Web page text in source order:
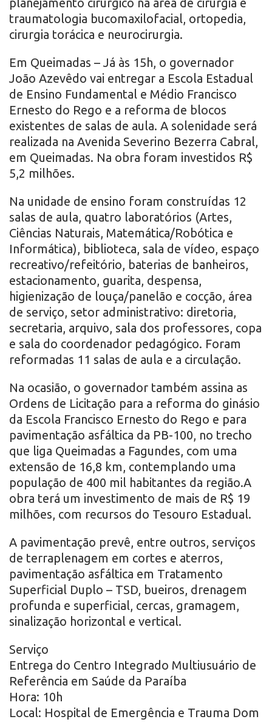
planejamento cirúrgico na área de cirurgia e
traumatologia bucomaxilofacial, ortopedia,
cirurgia torácica e neurocirurgia.
Em Queimadas – Já às 15h, o governador
João Azevêdo vai entregar a Escola Estadual
de Ensino Fundamental e Médio Francisco
Ernesto do Rego e a reforma de blocos
existentes de salas de aula. A solenidade será
realizada na Avenida Severino Bezerra Cabral,
em Queimadas. Na obra foram investidos R$
5,2 milhões.
Na unidade de ensino foram construídas 12
salas de aula, quatro laboratórios (Artes,
Ciências Naturais, Matemática/Robótica e
Informática), biblioteca, sala de vídeo, espaço
recreativo/refeitório, baterias de banheiros,
estacionamento, guarita, despensa,
higienização de louça/panelão e cocção, área
de serviço, setor administrativo: diretoria,
secretaria, arquivo, sala dos professores, copa
e sala do coordenador pedagógico. Foram
reformadas 11 salas de aula e a circulação.
Na ocasião, o governador também assina as
Ordens de Licitação para a reforma do ginásio
da Escola Francisco Ernesto do Rego e para
pavimentação asfáltica da PB-100, no trecho
que liga Queimadas a Fagundes, com uma
extensão de 16,8 km, contemplando uma
população de 400 mil habitantes da região.A
obra terá um investimento de mais de R$ 19
milhões, com recursos do Tesouro Estadual.
A pavimentação prevê, entre outros, serviços
de terraplenagem em cortes e aterros,
pavimentação asfáltica em Tratamento
Superficial Duplo – TSD, bueiros, drenagem
profunda e superficial, cercas, gramagem,
sinalização horizontal e vertical.
Serviço
Entrega do Centro Integrado Multiusuário de
Referência em Saúde da Paraíba
Hora: 10h
Local: Hospital de Emergência e Trauma Dom